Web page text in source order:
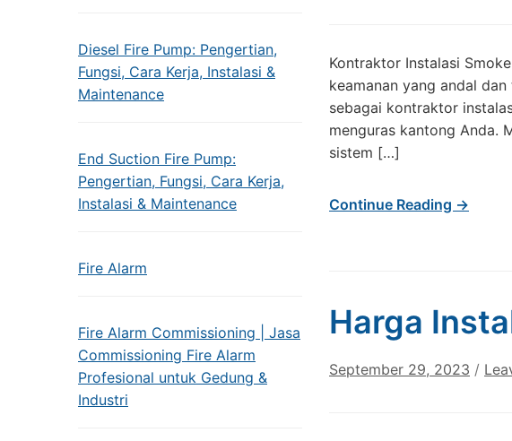
Diesel Fire Pump: Pengertian,
Fungsi, Cara Kerja, Instalasi &
Maintenance
End Suction Fire Pump:
Pengertian, Fungsi, Cara Kerja,
Instalasi & Maintenance
Fire Alarm
Fire Alarm Commissioning | Jasa
Commissioning Fire Alarm
Profesional untuk Gedung &
Industri
Kontraktor Instalasi
keamanan yang andal
sebagai kontraktor
menguras kantong Anda.
sistem […]
Continue Reading →
Harga
September 29, 2023 /